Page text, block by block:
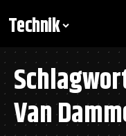
Technik
Van